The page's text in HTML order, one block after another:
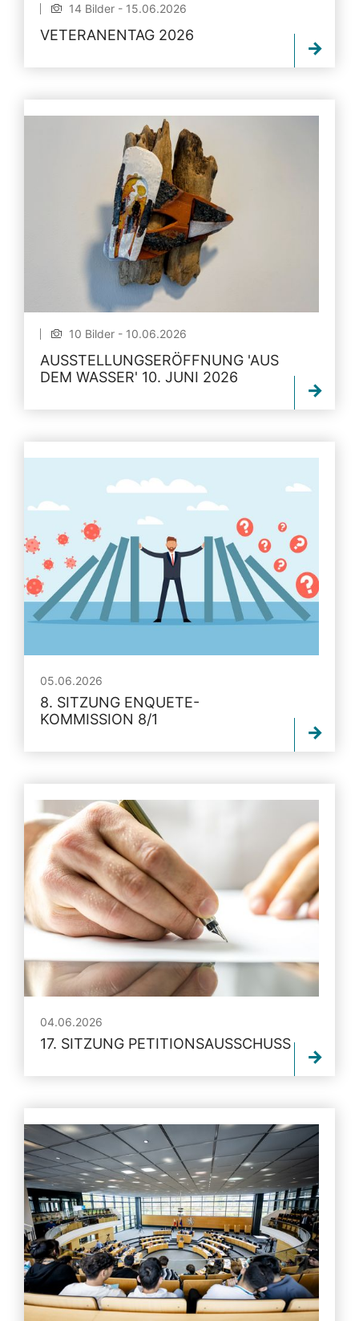
14 Bilder - 15.06.2026
VETERANENTAG 2026
10 Bilder - 10.06.2026
AUSSTELLUNGSERÖFFNUNG 'AUS
DEM WASSER' 10. JUNI 2026
05.06.2026
8. SITZUNG ENQUETE-
KOMMISSION 8/1
04.06.2026
17. SITZUNG PETITIONSAUSSCHUSS